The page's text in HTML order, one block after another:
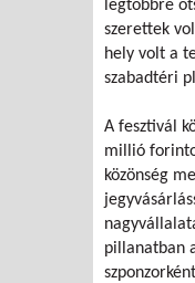
legtöbbre
szerettek
hely volt a
szabadtéri
A fesztivál
millió
közönség
pillanatban